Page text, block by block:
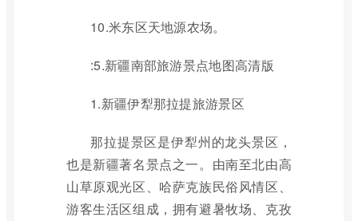
10.米东区天地源农场。
:5.新疆南部旅游景点地图高清版
1.新疆伊犁那拉提旅游景区
那拉提景区是伊犁州的龙头景区，
也是新疆著名景点之一。由南至北由高
山草原观光区、哈萨克族民俗风情区、
游客生活区组成，拥有避暑牧场、克孜